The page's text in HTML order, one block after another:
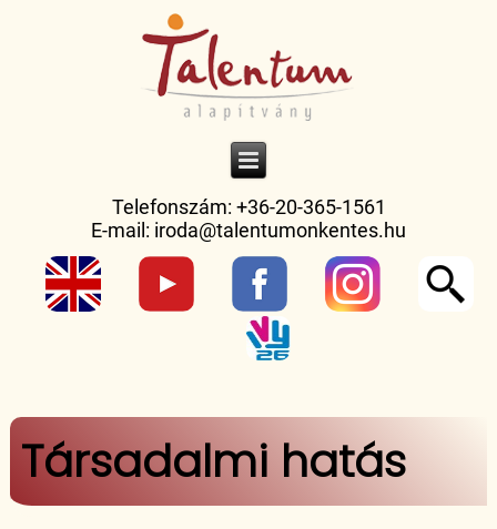
Telefonszám: +36-20-365-1561
E-mail: iroda@talentumonkentes.hu
Jelenlegi hely
Társadalmi hatás